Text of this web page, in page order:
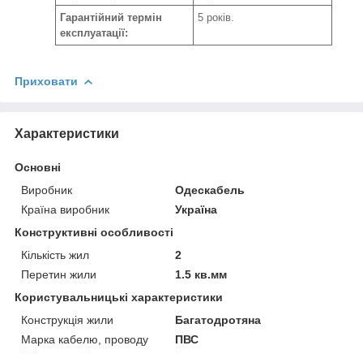
Гарантійний термін
експлуатації:
5 років.
Приховати
Характеристики
Основні
Виробник
Одескабель
Країна виробник
Україна
Конструктивні особливості
Кількість жил
2
Перетин жили
1.5 кв.мм
Користувальницькі характеристики
Конструкція жили
Багатодротяна
Марка кабелю, проводу
ПВС